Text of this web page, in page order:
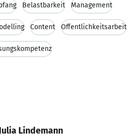
Belastbarkeit Management
Content Öffentlichkeitsarbeit
Lindemann